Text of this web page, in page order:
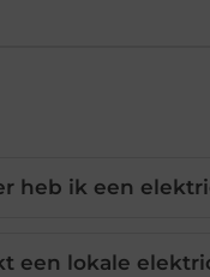
heb ik een
een lokale